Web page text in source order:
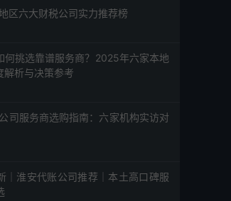
区六大财税公司实力推荐榜
何挑选靠谱服务商？2025年六家本地
解析与决策参考
司服务商选购指南：六家机构实访对
｜淮安代账公司推荐｜本土高口碑服